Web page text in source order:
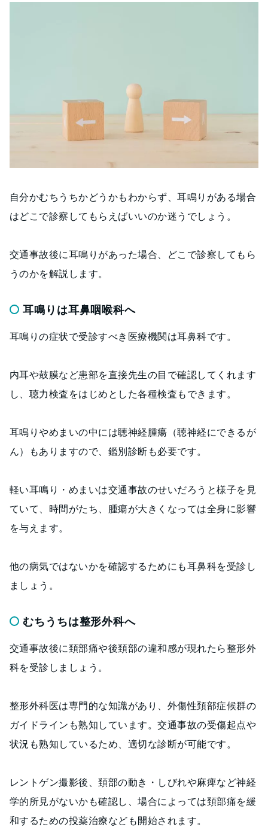
自分かむちうちかどうかもわからず、耳鳴りがある場合
はどこで診察してもらえばいいのか迷うでしょう。
交通事故後に耳鳴りがあった場合、どこで診察してもら
うのかを解説します。
耳鳴りは耳鼻咽喉科へ
耳鳴りの症状で受診すべき医療機関は耳鼻科です。
内耳や鼓膜など患部を直接先生の目で確認してくれます
し、聴力検査をはじめとした各種検査もできます。
耳鳴りやめまいの中には聴神経腫瘍（聴神経にできるが
ん）もありますので、鑑別診断も必要です。
軽い耳鳴り・めまいは交通事故のせいだろうと様子を見
ていて、時間がたち、腫瘍が大きくなっては全身に影響
を与えます。
他の病気ではないかを確認するためにも耳鼻科を受診し
ましょう。
むちうちは整形外科へ
交通事故後に頚部痛や後頚部の違和感が現れたら整形外
科を受診しましょう。
整形外科医は専門的な知識があり、外傷性頚部症候群の
ガイドラインも熟知しています。交通事故の受傷起点や
状況も熟知しているため、適切な診断が可能です。
レントゲン撮影後、頚部の動き・しびれや麻痺など神経
学的所見がないかも確認し、場合によっては頚部痛を緩
和するための投薬治療なども開始されます。